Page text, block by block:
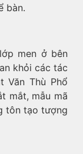
bàn.
men ở bên
khỏi các tác
Văn Thù Phổ
mắt, mẫu mã
tôn tạo tượng